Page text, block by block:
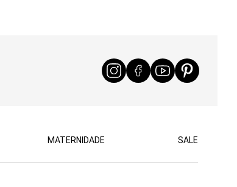
MATERNIDADE SALE